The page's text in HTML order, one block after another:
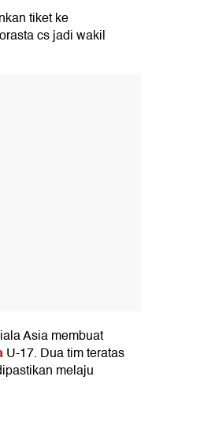
tiket ke
cs jadi wakil
Asia membuat
U-17. Dua tim teratas
melaju